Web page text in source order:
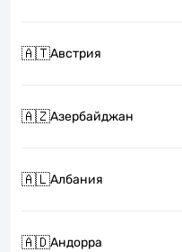
🇦🇹Австрия
🇦🇿Азербайджан
🇦🇱Албания
🇦🇩Андорра